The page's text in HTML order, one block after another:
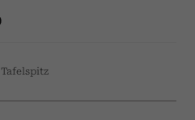
Tafelspitz